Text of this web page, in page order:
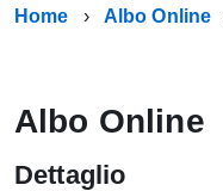
Home Albo Online
Albo Online
Dettaglio